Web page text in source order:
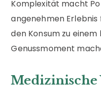
Komplexität macht
angenehmen
den Konsum zu
Genussmoment